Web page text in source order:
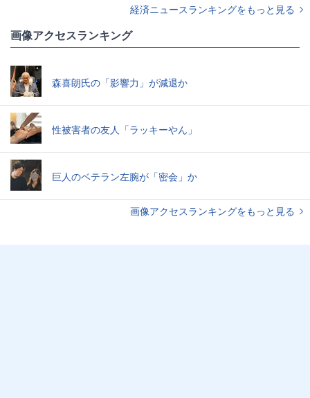
経済ニュースランキングをもっと見る
画像アクセスランキング
森喜朗氏の「影響力」が減退か
性被害者の友人「ラッキーやん」
巨人のベテラン左腕が「密会」か
画像アクセスランキングをもっと見る